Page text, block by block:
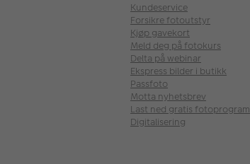
Kundeservice
Forsikre fotoutstyr
Kjøp gavekort
Meld deg på fotokurs
Delta på webinar
Ekspress bilder i butikk
Passfoto
Motta nyhetsbrev
Last ned gratis fotoprogram
Digitalisering